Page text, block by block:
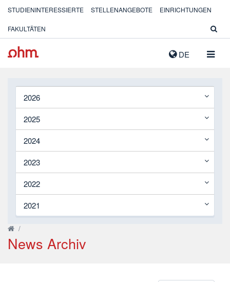
DE
STUDIENINTERESSIERTE STELLENANGEBOTE EINRICHTUNGEN
FAKULTÄTEN
2026
2025
2024
2023
2022
2021
/
News Archiv